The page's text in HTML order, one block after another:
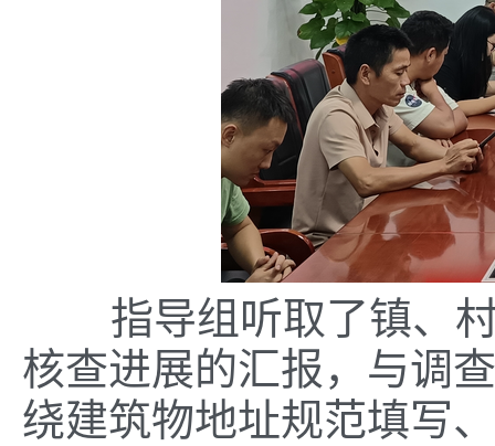
指导组听取了镇、村
核查进展的汇报，与调
绕建筑物地址规范填写